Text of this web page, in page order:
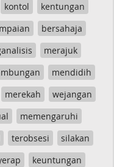
kontol
kentungan
bersahaja
merajuk
mendidih
merekah
wejangan
memengaruhi
terobsesi
silakan
keuntungan